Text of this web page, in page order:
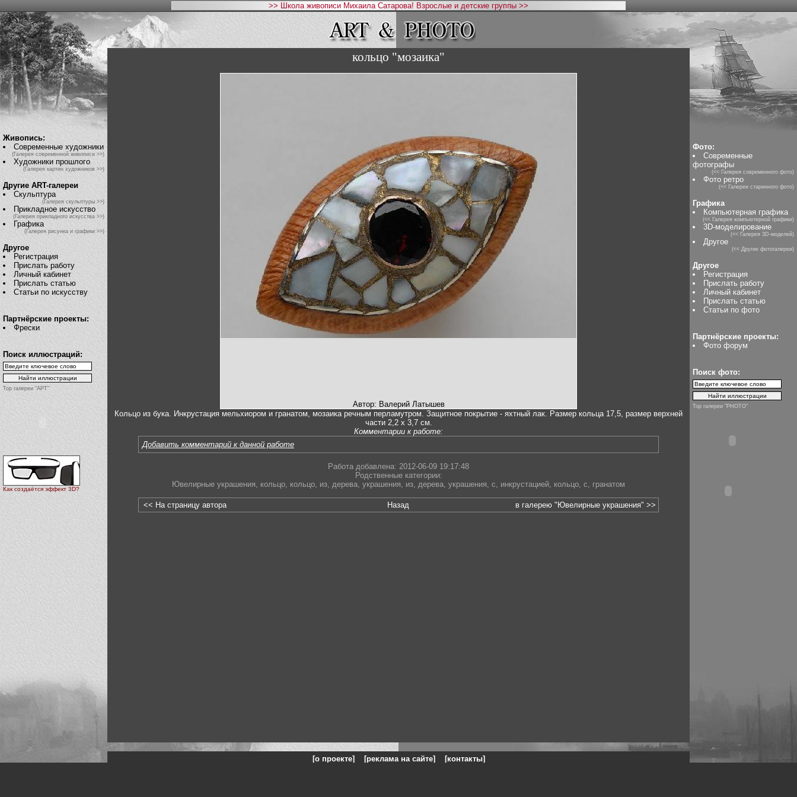
>> Школа живописи Михаила Сатарова! Взрослые и детские группы >>
Живопись:
Современные художники
(Галерея современной живописи >>)
Художники прошлого
(Галерея картин художников >>)
Другие ART-галереи
Скульптура
(Галерея скульптуры >>)
Прикладное искусство
(Галерея прикладного искусства >>)
Графика
(Галерея рисунка и графики >>)
Другое
Регистрация
Прислать работу
Личный кабинет
Прислать статью
Статьи по искусству
Партнёрские проекты:
Фрески
Поиск иллюстраций:
Top галереи "АРТ"
Как создаётся эффект 3D?
кольцо "мозаика"
Автор: Валерий Латышев
Кольцо из бука. Инкрустация мельхиором и гранатом, мозаика речным перламутром. Защитное покрытие - яхтный лак. Размер кольца 17,5, размер верхней
части 2,2 х 3,7 см.
Комментарии к работе:
Добавить комментарий к данной работе
Работа добавлена: 2012-06-09 19:17:48
Родственные категории:
Ювелирные украшения, кольцо, кольцо, из, дерева, украшения, из, дерева, украшения, с, инкрустацией, кольцо, с, гранатом
<< На страницу автора Назад в галерею "Ювелирные украшения" >>
Фото:
Современные
фотографы
(<< Галерея современного фото)
Фото ретро
(<< Галереи старинного фото)
Графика
Компьютерная графика
(<< Галерея компьютерной графики)
3D-моделирование
(<< Галерея 3D-моделей)
Другое
(<< Другие фотогалереи)
Другое
Регистрация
Прислать работу
Личный кабинет
Прислать статью
Статьи по фото
Партнёрские проекты:
Фото форум
Поиск фото:
Top галереи "PHOTO"
[о проекте] [реклама на сайте] [контакты]